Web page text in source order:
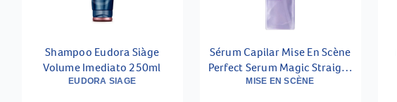
Shampoo Eudora Siàge
Volume Imediato 250ml
EUDORA SIAGE
Sérum Capilar Mise En Scène
Perfect Serum Magic Straight
80ml
MISE EN SCÈNE